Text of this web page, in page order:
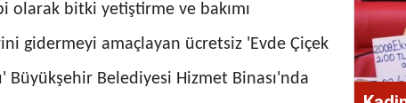
olarak bitki yetiştirme ve bakımı
gidermeyi amaçlayan ücretsiz 'Evde Çiçek
Büyükşehir Belediyesi Hizmet Binası'nda